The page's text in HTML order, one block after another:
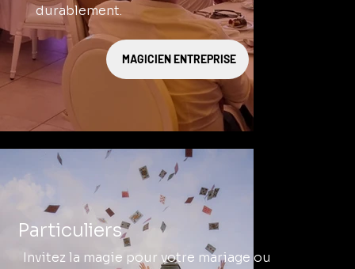
durablement.
MAGICIEN ENTREPRISE
Particuliers
Invitez la magie pour votre mariage ou